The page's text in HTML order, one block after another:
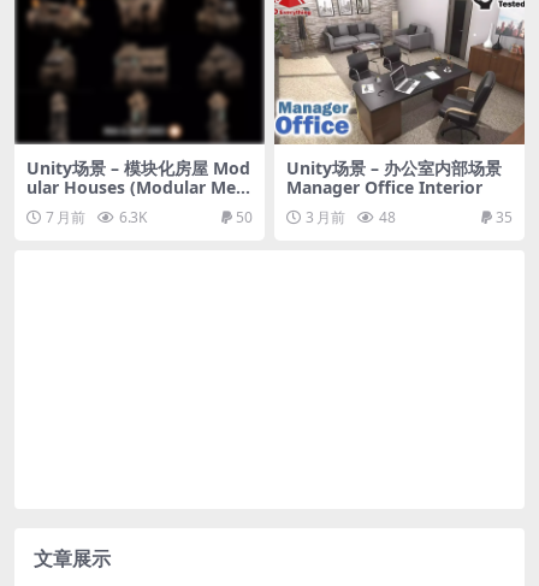
Unity场景 – 模块化房屋 Mod
ular Houses (Modular Medi
eval Houses, House, Fanta
sy Houses, Prefab Houses)
7 月前 6.3K 50
Unity场景 – 办公室内部场景
Manager Office Interior
3 月前 48 35
文章展示